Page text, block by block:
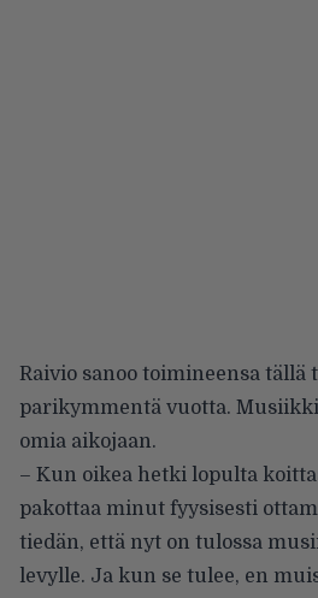
Raivio sanoo toimineensa tällä
parikymmentä vuotta.
omia aikojaan.
– Kun oikea hetki lopulta
pakottaa minut fyysisesti
tiedän, että nyt on tulossa
levylle. Ja kun se tulee, en